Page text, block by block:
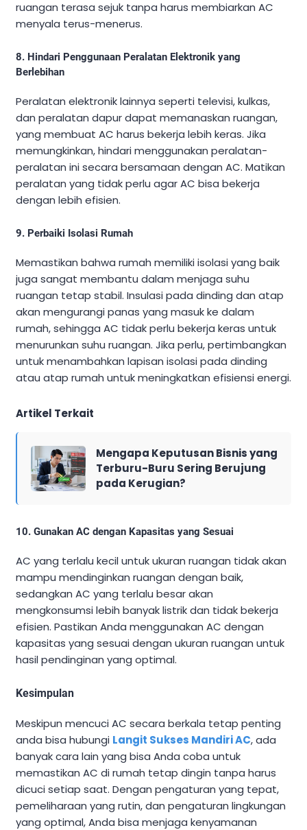
ruangan terasa sejuk tanpa harus membiarkan AC
menyala terus-menerus.
8. Hindari Penggunaan Peralatan Elektronik yang
Berlebihan
Peralatan elektronik lainnya seperti televisi, kulkas,
dan peralatan dapur dapat memanaskan ruangan,
yang membuat AC harus bekerja lebih keras. Jika
memungkinkan, hindari menggunakan peralatan-
peralatan ini secara bersamaan dengan AC. Matikan
peralatan yang tidak perlu agar AC bisa bekerja
dengan lebih efisien.
9. Perbaiki Isolasi Rumah
Memastikan bahwa rumah memiliki isolasi yang baik
juga sangat membantu dalam menjaga suhu
ruangan tetap stabil. Insulasi pada dinding dan atap
akan mengurangi panas yang masuk ke dalam
rumah, sehingga AC tidak perlu bekerja keras untuk
menurunkan suhu ruangan. Jika perlu, pertimbangkan
untuk menambahkan lapisan isolasi pada dinding
atau atap rumah untuk meningkatkan efisiensi energi.
Artikel Terkait
Mengapa Keputusan Bisnis yang
Terburu-Buru Sering Berujung
pada Kerugian?
10. Gunakan AC dengan Kapasitas yang Sesuai
AC yang terlalu kecil untuk ukuran ruangan tidak akan
mampu mendinginkan ruangan dengan baik,
sedangkan AC yang terlalu besar akan
mengkonsumsi lebih banyak listrik dan tidak bekerja
efisien. Pastikan Anda menggunakan AC dengan
kapasitas yang sesuai dengan ukuran ruangan untuk
hasil pendinginan yang optimal.
Kesimpulan
Meskipun mencuci AC secara berkala tetap penting
anda bisa hubungi Langit Sukses Mandiri AC, ada
banyak cara lain yang bisa Anda coba untuk
memastikan AC di rumah tetap dingin tanpa harus
dicuci setiap saat. Dengan pengaturan yang tepat,
pemeliharaan yang rutin, dan pengaturan lingkungan
yang optimal, Anda bisa menjaga kenyamanan